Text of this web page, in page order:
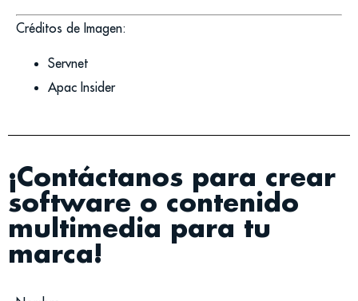
Créditos de Imagen:
Servnet
Apac Insider
¡Contáctanos para crear
software o contenido
multimedia para tu
marca!